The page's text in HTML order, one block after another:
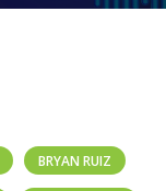
BRYAN RUIZ